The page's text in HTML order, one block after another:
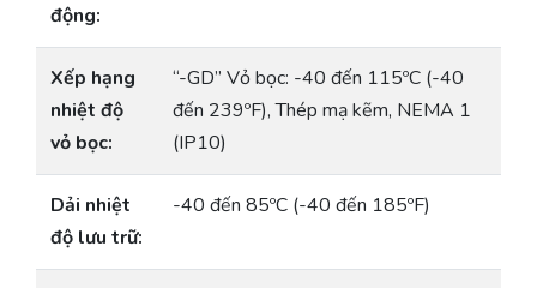
động:
Xếp hạng
nhiệt độ
vỏ bọc:
“-GD” Vỏ bọc: -40 đến 115ºC (-40
đến 239ºF), Thép mạ kẽm, NEMA 1
(IP10)
Dải nhiệt
độ lưu trữ:
-40 đến 85ºC (-40 đến 185ºF)